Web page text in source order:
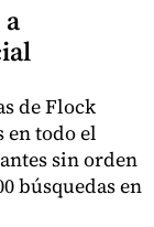
de Flock
en todo el
sin orden
búsquedas en